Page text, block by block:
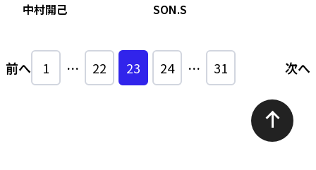
中村開己 SON.S
前へ 1 … 22 23 24 … 31 次へ